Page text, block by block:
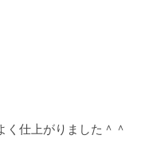
く仕上がりました＾＾